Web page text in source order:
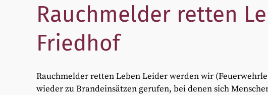
Rauchmelder retten
Friedhof
Rauchmelder retten Leben Leider werden wir
wieder zu Brandeinsätzen gerufen, bei denen sich